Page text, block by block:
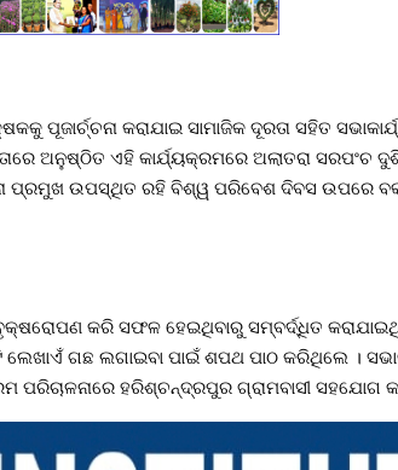
କରାଯାଇ ସାମାଜିକ ଦୂରତା ସହିତ
ଅନୁଷ୍ଠିତ ଏହି କାର୍ଯ୍ୟକ୍ରମରେ ଅଲାତରା ସରପଂଚ
ପ୍ରମୁଖ ଉପସ୍ଥିତ ରହି ବିଶ୍ୱ ପରିବେଶ ଦିବସ ଉପରେ
କରି ସଫଳ ହେଇଥିବାରୁ ସମ୍ବର୍ଦ୍ଧିତ
ଗଛ ଲଗାଇବା ପାଇଁ ଶପଥ ପାଠ କରିଥିଲେ ।
ପରିଚାଳନାରେ ହରିଶ୍ଚନ୍ଦ୍ରପୁର ଗ୍ରାମବାସୀ ସହଯୋଗ